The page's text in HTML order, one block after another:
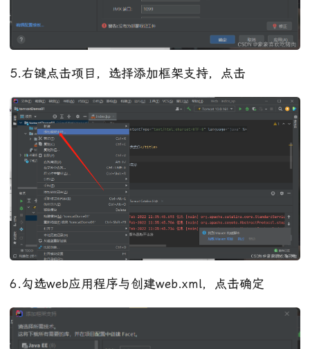
5.右键点击项目，选择添加框架支持，点击
6.勾选web应用程序与创建web.xml，点击确定